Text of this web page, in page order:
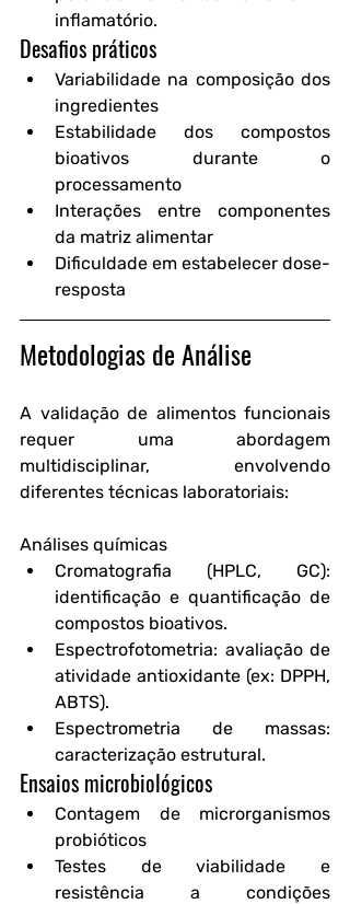
inflamatório.
Desafios práticos
Variabilidade na composição dos
ingredientes
Estabilidade dos compostos
bioativos durante o
processamento
Interações entre componentes
da matriz alimentar
Dificuldade em estabelecer dose-
resposta
Metodologias de Análise
A validação de alimentos funcionais
requer uma abordagem
multidisciplinar, envolvendo
diferentes técnicas laboratoriais:
Análises químicas
Cromatografia (HPLC, GC):
identificação e quantificação de
compostos bioativos.
Espectrofotometria: avaliação de
atividade antioxidante (ex: DPPH,
ABTS).
Espectrometria de massas:
caracterização estrutural.
Ensaios microbiológicos
Contagem de microrganismos
probióticos
Testes de viabilidade e
resistência a condições